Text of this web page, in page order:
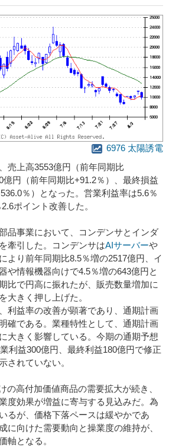
6976 太陽誘電
売上高3553億円（前年同期比
億円（前年同期比+91.2％）、最終損益
％）となった。営業利益率は5.6％
ポイント改善した。
品事業において、コンデンサとインダ
牽引した。コンデンサはAIサーバーや
より前年同期比8.5％増の2517億円、イ
や情報機器向けで4.5％増の643億円と
比で円高に振れたが、販売数量増加に
大きく押し上げた。
利益率の改善が顕著であり、通期計画
確である。業種特性として、通期計画
大きく影響している。今期の通期予想
利益300億円、最終利益180億円で修正
されていない。
の高付加価値商品の需要拡大が続き、
度効果が増益に寄与する見込みだ。為
るが、価格下落ペースは緩やかであ
に向けた需要動向と操業度の維持が、
軸となる。